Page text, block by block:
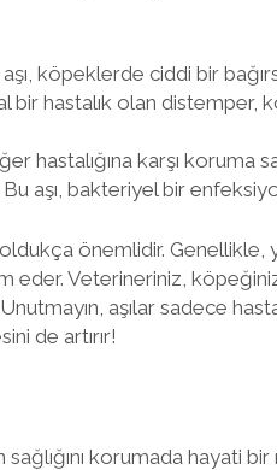
köpeklerde ciddi bir
bir hastalık olan distemper,
hastalığına karşı koruma
Bu aşı, bakteriyel bir
oldukça önemlidir.
eder. Veterineriniz,
aşılar sadece
de artırır!
sağlığını korumada hayati